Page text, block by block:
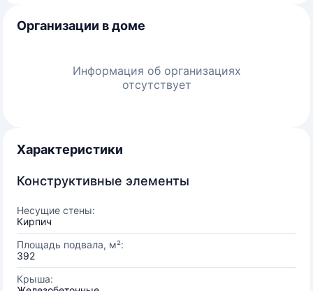
Организации в доме
Информация об организациях
отсутствует
Характеристики
Конструктивные элементы
Несущие стены:
Кирпич
Площадь подвала, м²:
392
Крыша: